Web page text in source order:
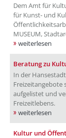
Dem Amt für
für Kunst- und
MUSEUM,
weiterlesen
Beratung zu
In der
Freizeitangebote
aufgelistet und
Freizeitlebens.
weiterlesen
Kultur und